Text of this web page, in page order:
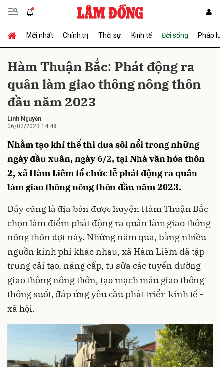
Mới nhất Chính trị Thời sự Kinh tế Đời sống Pháp
Hàm Thuận Bắc: Phát động ra
quân làm giao thông nông thôn
đầu năm 2023
Linh Nguyễn
06/02/2023 14:48
Nhằm tạo khí thế thi đua sôi nổi trong những
ngày đầu xuân, ngày 6/2, tại Nhà văn hóa thôn
2, xã Hàm Liêm tổ chức lễ phát động ra quân
làm giao thông nông thôn đầu năm 2023.
Đây cũng là địa bàn được huyện Hàm Thuận Bắc
chọn làm điểm phát động ra quân làm giao thông
nông thôn đợt này. Những năm qua, bằng nhiều
nguồn kinh phí khác nhau, xã Hàm Liêm đã tập
trung cải tạo, nâng cấp, tu sửa các tuyến đường
giao thông nông thôn, tạo mạch máu giao thông
thông suốt, đáp ứng yêu cầu phát triển kinh tế -
xã hội.
Gửi bình luận
Hủy Gửi